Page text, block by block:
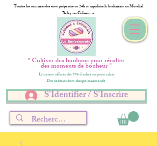
Toutes les commandes sont préparées en 24h et expédiées le lendemain en Mondial
Relay ou Colissimo
" Cultiver des bonbons pour récolter
des moments de bonheur "
Livraison offerte dès 59€ d'achat en point relais
Des cadeaux dans chaque commande
S'Identifier / S'Inscrire